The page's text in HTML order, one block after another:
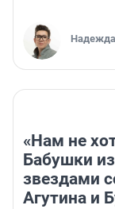
Надежда
«Нам не
Бабушки
звездами
Агутина и